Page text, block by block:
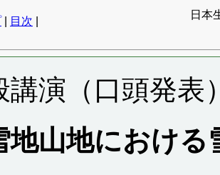
| 目次
日本
講演（口頭発表
地山地におけ